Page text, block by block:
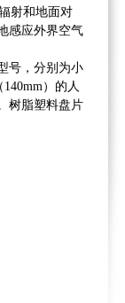
射和地面对
感应外界空气
号，分别为小
）的人
树脂塑料盘片